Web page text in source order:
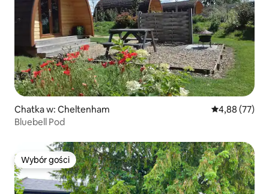
Chatka w: Cheltenham Średnia
4,88 (77)
Bluebell Pod
Wybór gości
Wybór gości